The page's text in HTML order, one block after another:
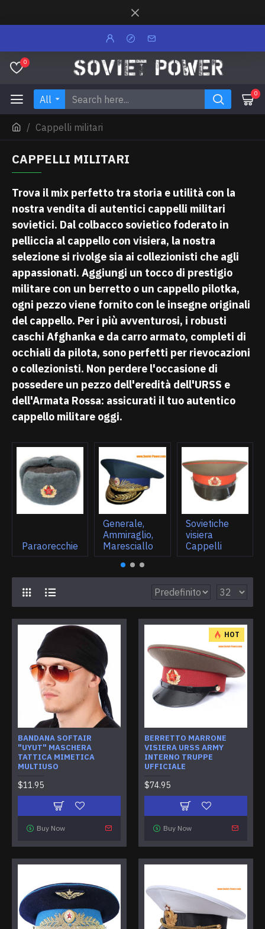
0
All 0
Cappelli militari
CAPPELLI MILITARI
Trova il mix perfetto tra storia e utilità con la
nostra vendita di autentici cappelli militari
sovietici. Dal colbacco sovietico foderato in
pelliccia al cappello con visiera, la nostra
selezione si rivolge sia ai collezionisti che agli
appassionati. Aggiungi un tocco di prestigio
militare con un berretto o un cappello pilotka,
ogni pezzo viene fornito con le insegne originali
del cappello. Per i più avventurosi, i robusti
caschi Afghanka e da carro armato, completi di
occhiali da pilota, sono perfetti per rievocazioni
o collezionisti. Non perdere l'occasione di
possedere un pezzo dell'eredità dell'URSS e
dell'Armata Rossa: assicurati il tuo autentico
cappello militare oggi.
Paraorecchie
Generale,
Ammiraglio,
Maresciallo
Sovietiche
visiera
Cappelli
BANDANA SOFTAIR
"UYUT" MASCHERA
TATTICA MIMETICA
MULTIUSO
$11.95
Buy Now
HOT
BERRETTO MARRONE
VISIERA URSS ARMY
INTERNO TRUPPE
UFFICIALE
$74.95
Buy Now